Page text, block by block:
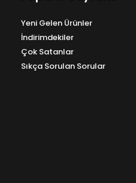
Yeni Gelen Ürünler
İndirimdekiler
Çok Satanlar
Sıkça Sorulan Sorular